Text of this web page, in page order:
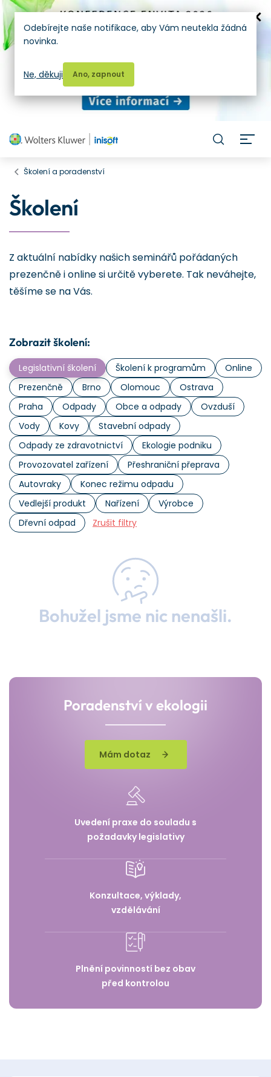
Školení a poradenství
Školení
Z aktuální nabídky našich seminářů pořádaných
prezenčně i online si určitě vyberete. Tak neváhejte,
těšíme se na Vás.
Zobrazit školení:
Legislativní školení Školení k programům
Online
Prezenčně
Brno Olomouc
Ostrava
Praha
Odpady Obce a odpady
Ovzduší
Vody
Kovy
Stavební odpady
Odpady ze zdravotnictví
Ekologie podniku
Provozovatel zařízení
Přeshraniční přeprava
Autovraky
Konec režimu odpadu
Vedlejší produkt
Nařízení
Výrobce
Dřevní odpad
Zrušit filtry
Bohužel jsme nic nenašli.
Poradenství v ekologii
Mám dotaz
Uvedení praxe do souladu s
požadavky legislativy
Konzultace, výklady,
vzdělávání
Plnění povinností bez obav
před kontrolou
Odebírejte naše notifikace, aby Vám neutekla žádná
novinka.
Ano, zapnout
Ne, děkuji